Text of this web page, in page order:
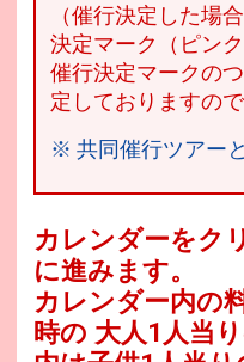
（催行決定した場
決定マーク（ピン
催行決定マークの
定しておりますの
※ 共同催行ツアー
カレンダーをク
に進みます。
カレンダー内の
時の 大人1人当